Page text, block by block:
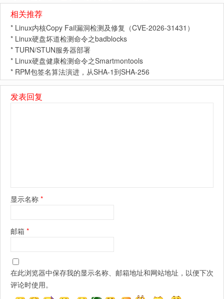
相关推荐
* Linux内核Copy Fail漏洞检测及修复（CVE-2026-31431）
* Linux硬盘坏道检测命令之badblocks
* TURN/STUN服务器部署
* Linux硬盘健康检测命令之Smartmontools
* RPM包签名算法演进，从SHA-1到SHA-256
发表回复
显示名称 *
邮箱 *
在此浏览器中保存我的显示名称、邮箱地址和网站地址，以便下次
评论时使用。